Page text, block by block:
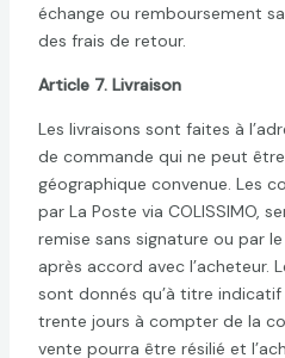
échange ou remboursement
des frais de retour.
Article 7. Livraison
Les livraisons sont faites à
de commande qui ne peut
géographique convenue. Les
par La Poste via COLISSIMO,
remise sans signature ou par
après accord avec l’acheteur.
sont donnés qu’à titre
trente jours à compter de la
vente pourra être résilié et